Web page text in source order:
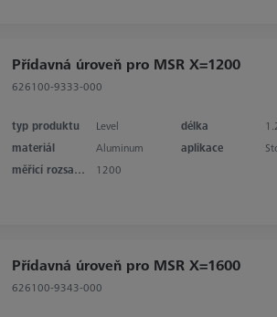
Přídavná úroveň pro MSR X=1200
626100-9333-000
typ produktu Level délka
materiál
Aluminum aplikace
měřicí rozsah v ose X
1200
Přídavná úroveň pro MSR X=1600
626100-9343-000